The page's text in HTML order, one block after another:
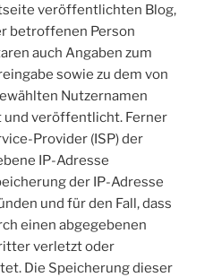
veröffentlichten Blog,
betroffenen Person
auch Angaben zum
sowie zu dem von
Nutzernamen
und veröffentlicht. Ferner
Provider (ISP) der
IP-Adresse
der IP-Adresse
und für den Fall, dass
einen abgegebenen
verletzt oder
Die Speicherung dieser